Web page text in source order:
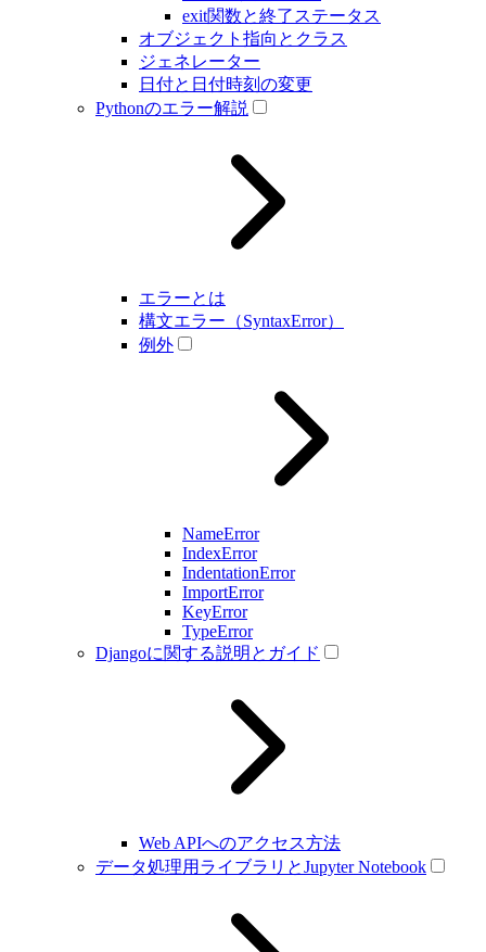
exit関数と終了ステータス
オブジェクト指向とクラス
ジェネレーター
日付と日付時刻の変更
Pythonのエラー解説
エラーとは
構文エラー（SyntaxError）
例外
NameError
IndexError
IndentationError
ImportError
KeyError
TypeError
Djangoに関する説明とガイド
Web APIへのアクセス方法
データ処理用ライブラリとJupyter Notebook